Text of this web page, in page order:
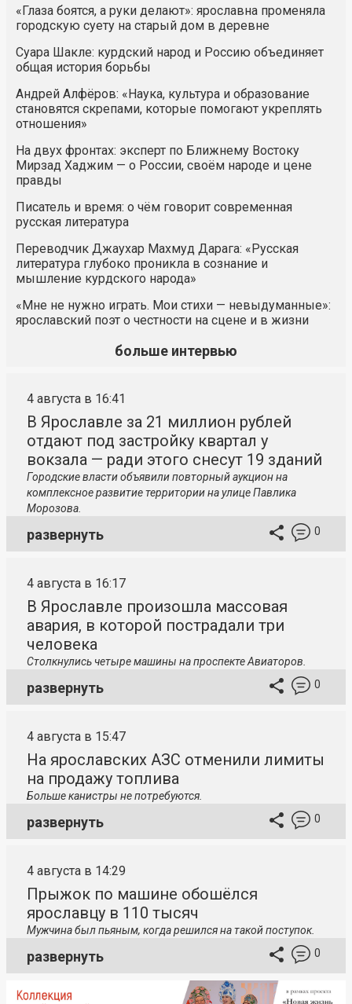
«Глаза боятся, а руки делают»: ярославна променяла
городскую суету на старый дом в деревне
Суара Шакле: курдский народ и Россию объединяет
общая история борьбы
Андрей Алфёров: «Наука, культура и образование
становятся скрепами, которые помогают укреплять
отношения»
На двух фронтах: эксперт по Ближнему Востоку
Мирзад Хаджим — о России, своём народе и цене
правды
Писатель и время: о чём говорит современная
русская литература
Переводчик Джаухар Махмуд Дарага: «Русская
литература глубоко проникла в сознание и
мышление курдского народа»
«Мне не нужно играть. Мои стихи — невыдуманные»:
ярославский поэт о честности на сцене и в жизни
больше интервью
4 августа в 16:41
В Ярославле за 21 миллион рублей
отдают под застройку квартал у
вокзала — ради этого снесут 19 зданий
Городские власти объявили повторный аукцион на
комплексное развитие территории на улице Павлика
Морозова.
развернуть 0
4 августа в 16:17
В Ярославле произошла массовая
авария, в которой пострадали три
человека
Столкнулись четыре машины на проспекте Авиаторов.
развернуть 0
4 августа в 15:47
На ярославских АЗС отменили лимиты
на продажу топлива
Больше канистры не потребуются.
развернуть 0
4 августа в 14:29
Прыжок по машине обошёлся
ярославцу в 110 тысяч
Мужчина был пьяным, когда решился на такой поступок.
развернуть 0